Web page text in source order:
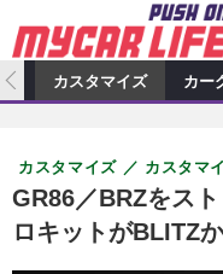
カーオーディオ
プロショップ検索
カーオーディオニュー
カスタマイズ特集記事
カスタマイズニュース
カーグッズ
カーグッズ特集記事
自動車
カスタマイズ カー
GR86／BRZをス
ロキットがBLITZ
カスタマイズ カスタマ